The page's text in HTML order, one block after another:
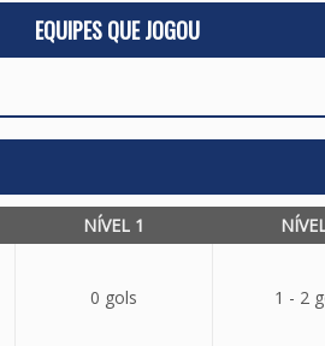
EQUIPES QUE JOGOU
NÍVEL 1
0 gols 1 - 2